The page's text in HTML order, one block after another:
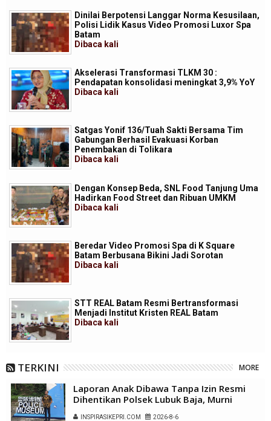
Dinilai Berpotensi Langgar Norma Kesusilaan,
Polisi Lidik Kasus Video Promosi Luxor Spa
Batam
Dibaca kali
Akselerasi Transformasi TLKM 30 :
Pendapatan konsolidasi meningkat 3,9% YoY
Dibaca kali
Satgas Yonif 136/Tuah Sakti Bersama Tim
Gabungan Berhasil Evakuasi Korban
Penembakan di Tolikara
Dibaca kali
Dengan Konsep Beda, SNL Food Tanjung Uma
Hadirkan Food Street dan Ribuan UMKM
Dibaca kali
Beredar Video Promosi Spa di K Square
Batam Berbusana Bikini Jadi Sorotan
Dibaca kali
STT REAL Batam Resmi Bertransformasi
Menjadi Institut Kristen REAL Batam
Dibaca kali
TERKINI MORE
Laporan Anak Dibawa Tanpa Izin Resmi
Dihentikan Polsek Lubuk Baja, Murni
INSPIRASIKEPRI.COM 2026-8-6